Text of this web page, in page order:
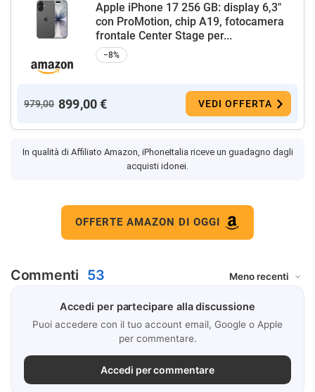
Apple iPhone 17 256 GB: display 6,3"
con ProMotion, chip A19, fotocamera
frontale Center Stage per...
−8%
979,00 899,00 € VEDI OFFERTA
In qualità di Affiliato Amazon, iPhoneItalia riceve un guadagno dagli
acquisti idonei.
OFFERTE AMAZON DI OGGI
Commenti 53
Accedi per partecipare alla discussione
Puoi accedere con il tuo account email, Google o Apple
per commentare.
Accedi per commentare